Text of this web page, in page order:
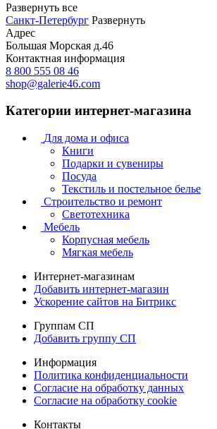
Развернуть все
Санкт-Петербург Развернуть
Адрес
Большая Морская д.46
Контактная информация
8 800 555 08 46
shop@galerie46.com
Категории интернет-магазина
Для дома и офиса
Книги
Подарки и сувениры
Посуда
Текстиль и постельное белье
Строительство и ремонт
Светотехника
Мебель
Корпусная мебель
Мягкая мебель
Интернет-магазинам
Добавить интернет-магазин
Ускорение сайтов на Битрикс
Группам СП
Добавить группу СП
Информация
Политика конфиденциальности
Согласие на обработку данных
Согласие на обработку cookie
Контакты